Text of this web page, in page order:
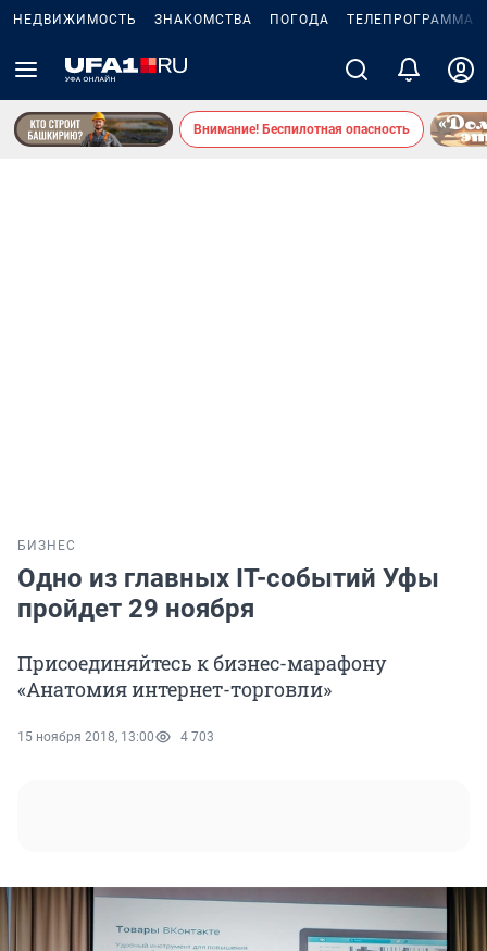
НЕДВИЖИМОСТЬ ЗНАКОМСТВА ПОГОДА ТЕЛЕПРОГРАММА
Внимание! Беспилотная опасность
БИЗНЕС
Одно из главных IT-событий Уфы
пройдет 29 ноября
Присоединяйтесь к бизнес-марафону
«Анатомия интернет-торговли»
15 ноября 2018, 13:00 4 703